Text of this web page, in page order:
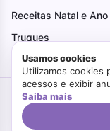
Receitas Natal e
Truques
Criado com Amor
Usamos cookies
Utilizamos cookies
acessos e exibir
Saiba mais